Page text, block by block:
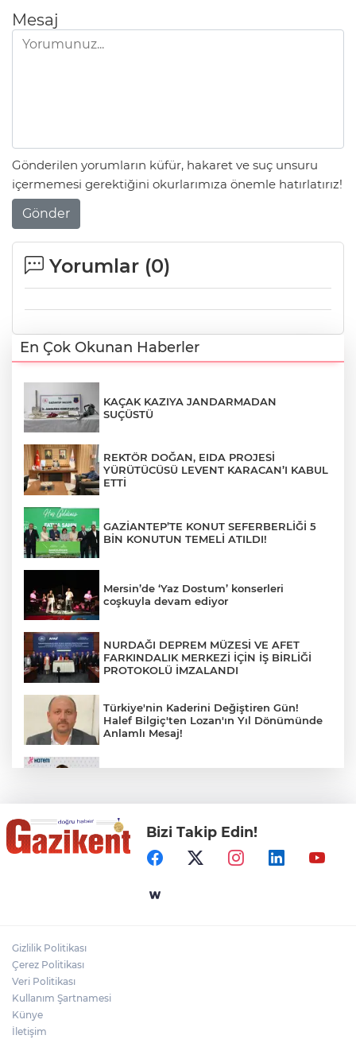
Mesaj
Gönderilen yorumların küfür, hakaret ve suç unsuru
içermemesi gerektiğini okurlarımıza önemle hatırlatırız!
Gönder
Yorumlar (0)
En Çok Okunan Haberler
KAÇAK KAZIYA JANDARMADAN
SUÇÜSTÜ
REKTÖR DOĞAN, EIDA PROJESİ
YÜRÜTÜCÜSÜ LEVENT KARACAN’I KABUL
ETTİ
GAZİANTEP’TE KONUT SEFERBERLİĞİ 5
BİN KONUTUN TEMELİ ATILDI!
Mersin’de ‘Yaz Dostum’ konserleri
coşkuyla devam ediyor
NURDAĞI DEPREM MÜZESİ VE AFET
FARKINDALIK MERKEZİ İÇİN İŞ BİRLİĞİ
PROTOKOLÜ İMZALANDI
Türkiye'nin Kaderini Değiştiren Gün!
Halef Bilgiç'ten Lozan'ın Yıl Dönümünde
Anlamlı Mesaj!
BAŞKAN YILMAZ: “ŞEHİTKAMİL’İN HER
MAHALLESİNE DEĞER KATACAĞIZ”
"BEBEĞİ TÜM GECE AYNI BEZLE
Bizi Takip Edin!
Gizlilik Politikası
Çerez Politikası
Veri Politikası
Kullanım Şartnamesi
Künye
İletişim